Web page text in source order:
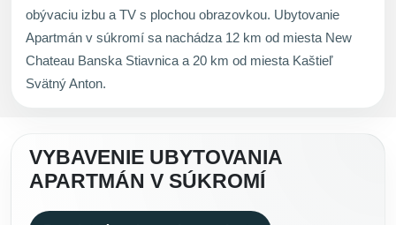
obývaciu izbu a TV s plochou obrazovkou. Ubytovanie
Apartmán v súkromí sa nachádza 12 km od miesta New
Chateau Banska Stiavnica a 20 km od miesta Kaštieľ
Svätný Anton.
VYBAVENIE UBYTOVANIA
APARTMÁN V SÚKROMÍ